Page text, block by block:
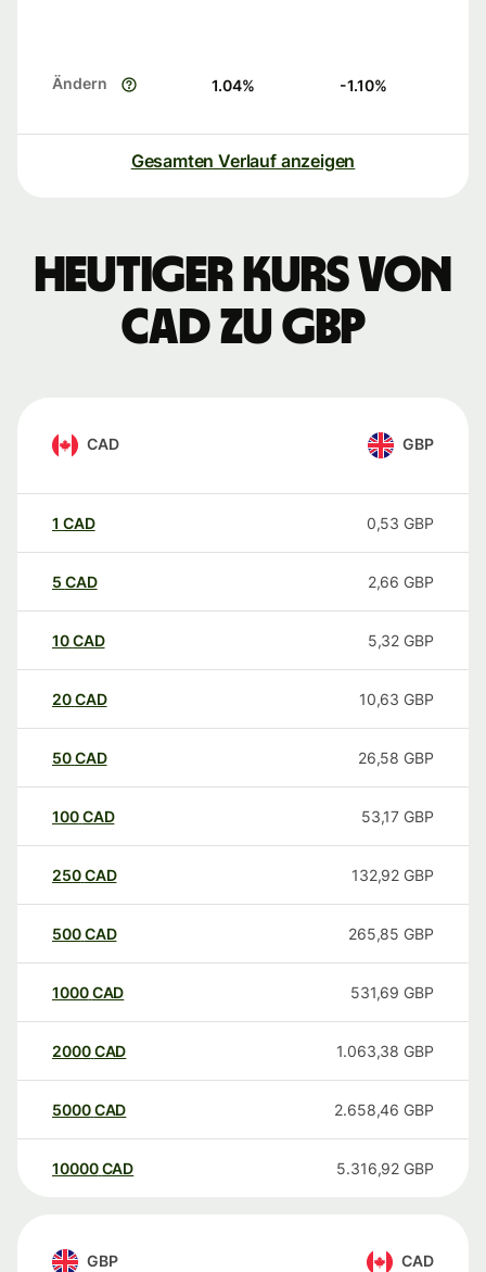
Ändern 1.04% -1.10%
Gesamten Verlauf anzeigen
Heutiger Kurs von
CAD zu GBP
CAD GBP
1 CAD 0,53 GBP
5 CAD 2,66 GBP
10CAD 5,32 GBP
20CAD 10,63 GBP
50CAD 26,58 GBP
100CAD 53,17 GBP
250CAD 132,92 GBP
500CAD 265,85 GBP
1000CAD 531,69 GBP
2000CAD 1.063,38 GBP
5000CAD 2.658,46 GBP
10000 CAD 5.316,92 GBP
GBP CAD